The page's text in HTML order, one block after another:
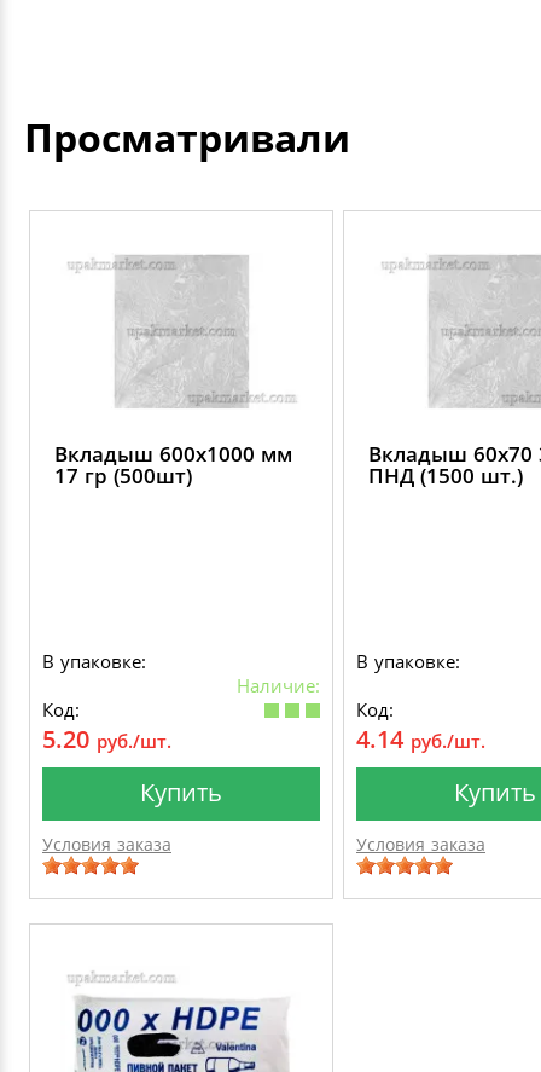
Просматривали
Вкладыш 600х1000 мм
17 гр (500шт)
В упаковке:
Наличие:
Код:
5.20 руб./шт.
Купить
Условия заказа
Вкладыш 60х70
ПНД (1500 шт.)
В упаковке:
Код:
4.14 руб./шт.
Купить
Условия заказа